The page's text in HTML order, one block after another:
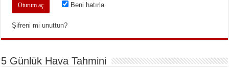
Beni hatırla
Şifreni mi unuttun?
5 Günlük Hava Tahmini